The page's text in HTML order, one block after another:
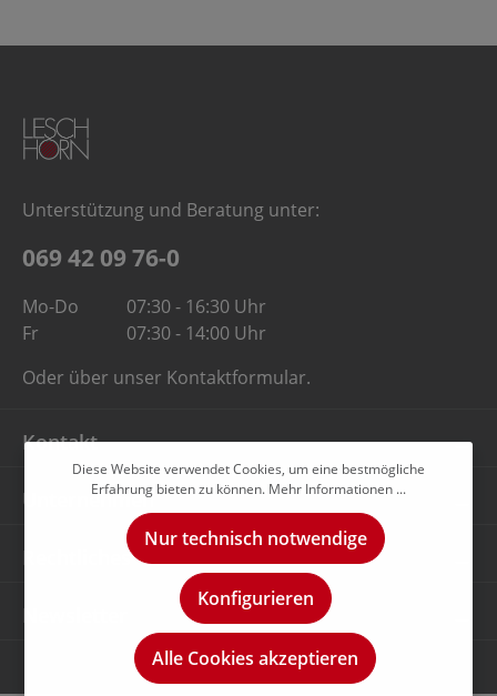
Unterstützung und Beratung unter:
069 42 09 76-0
Mo-Do
07:30 - 16:30 Uhr
Fr
07:30 - 14:00 Uhr
Oder über unser Kontaktformular.
Kontakt
Unternehmen
Rechtliches
Diese Website verwendet Cookies, um eine bestmögliche
Erfahrung bieten zu können. Mehr Informationen ...
Nur technisch notwendige
Konfigurieren
Alle Cookies akzeptieren